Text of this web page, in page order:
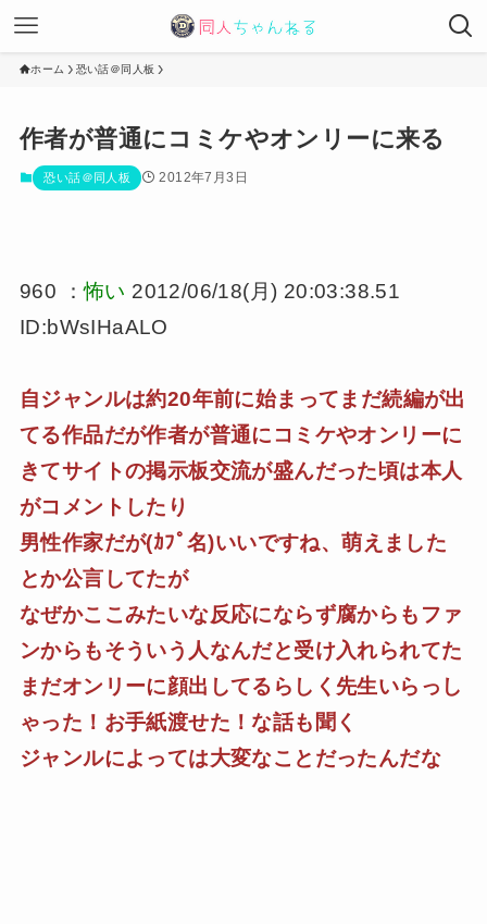
ホーム 恐い話＠同人板
作者が普通にコミケやオンリーに来る
恐い話＠同人板 2012年7月3日
960 ：怖い 2012/06/18(月) 20:03:38.51
ID:bWsIHaALO
自ジャンルは約20年前に始まってまだ続編が出
てる作品だが作者が普通にコミケやオンリーに
きてサイトの掲示板交流が盛んだった頃は本人
がコメントしたり
男性作家だが(ｶﾌﾟ名)いいですね、萌えました
とか公言してたが
なぜかここみたいな反応にならず腐からもファ
ンからもそういう人なんだと受け入れられてた
まだオンリーに顔出してるらしく先生いらっし
ゃった！お手紙渡せた！な話も聞く
ジャンルによっては大変なことだったんだな